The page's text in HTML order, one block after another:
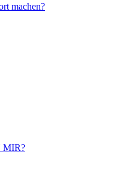
machen?
MIR?